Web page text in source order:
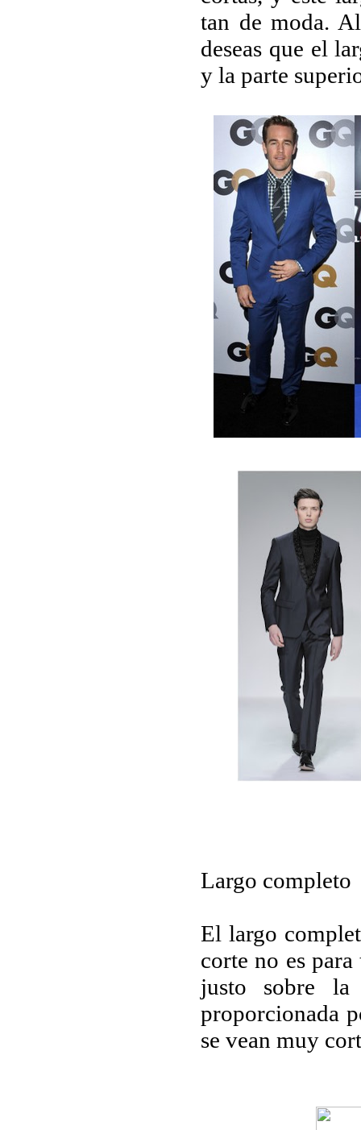
tan de moda.
deseas que el
y la parte
Largo completo
El largo
corte no es
justo sobre la
proporcionada
se vean muy